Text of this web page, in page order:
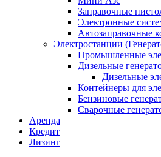
Заправочные
Электронные
Автозаправочные
Электростанции
Промышленные
Дизельные
Дизельные
Контейнеры для
Бензиновые
Сварочные
Аренда
Кредит
Лизинг